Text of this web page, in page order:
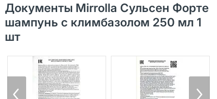
Документы Mirrolla Сульсен Форте
шампунь с климбазолом 250 мл 1
шт